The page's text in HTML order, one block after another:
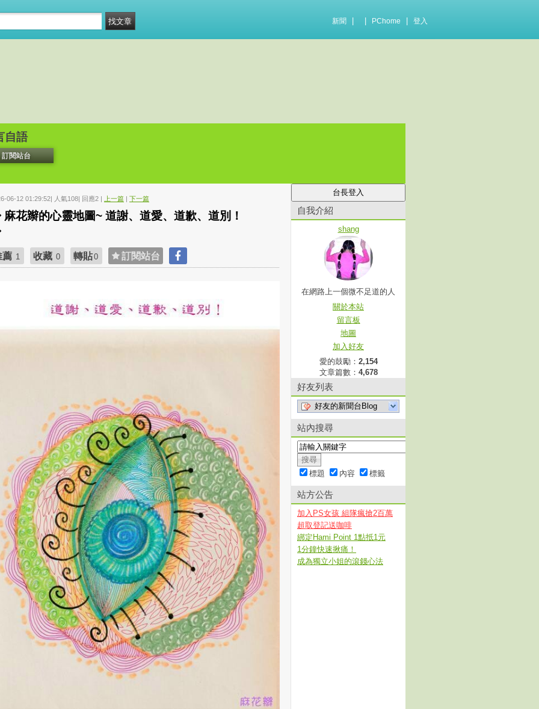
新聞 PChome 登入
自語
訂閱站台
06-12 01:29:52| 人氣108| 回應2 | 上一篇 | 下一篇
花辮的心靈地圖~ 道謝、道愛、道歉、道別！
薦 1 收藏 0 轉貼0 訂閱站台
自我介紹
shang
在網路上一個微不足道的人
關於本站
留言板
地圖
加入好友
愛的鼓勵： 2,154
文章篇數： 4,678
好友列表
好友的新聞台Blog
站內搜尋
標題 內容 標籤
站方公告
加入PS女孩 組隊瘋搶2百萬
超取登記送咖啡
綁定Hami Point 1點抵1元
1分鐘快速揪痛！
成為獨立小姐的滾錢心法